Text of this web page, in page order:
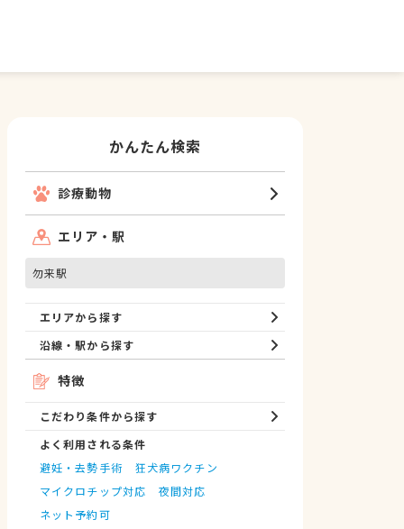
かんたん検索
診療動物
エリア・駅
勿来駅
エリアから探す
沿線・駅から探す
特徴
こだわり条件から探す
よく利用される条件
避妊・去勢手術
狂犬病ワクチン
マイクロチップ対応
夜間対応
ネット予約可